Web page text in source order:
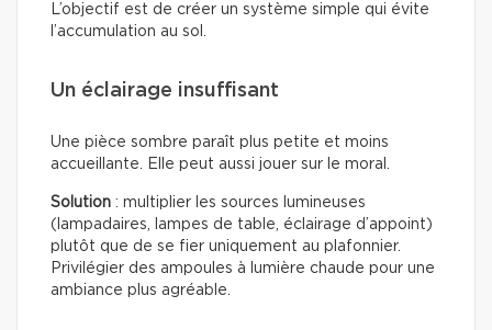
L’objectif est de créer un système simple qui évite
l’accumulation au sol.
Un éclairage insuffisant
Une pièce sombre paraît plus petite et moins
accueillante. Elle peut aussi jouer sur le moral.
Solution : multiplier les sources lumineuses
(lampadaires, lampes de table, éclairage d’appoint)
plutôt que de se fier uniquement au plafonnier.
Privilégier des ampoules à lumière chaude pour une
ambiance plus agréable.